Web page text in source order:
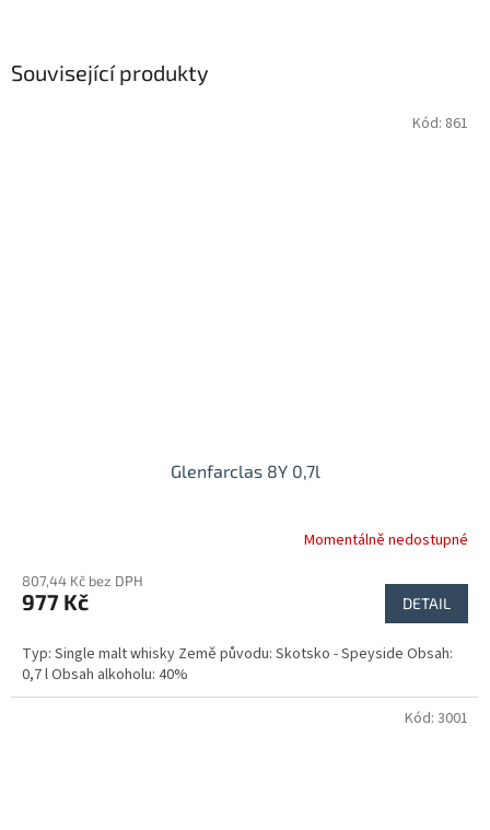
Související produkty
Glenfarclas 8Y 0,7l
Momentálně nedostupné
807,44 Kč bez DPH
977 Kč DETAIL
Typ: Single malt whisky Země původu: Skotsko - Speyside Obsah:
0,7 l Obsah alkoholu: 40%
Kód: 861
Kód: 3001